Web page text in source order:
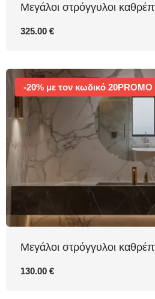
Μεγάλοι στρόγγυλοι
325.00 €
-20% με τον κωδικό 20PROMO
Μεγάλοι στρόγγυλοι
130.00 €